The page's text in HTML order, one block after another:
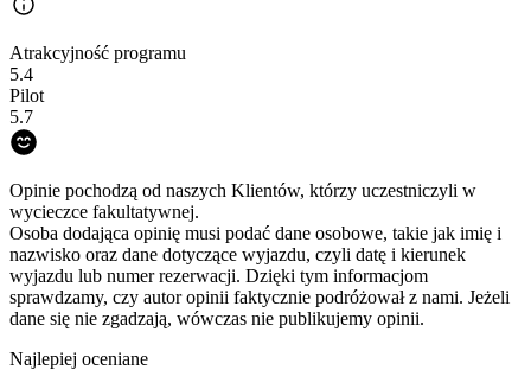
Atrakcyjność programu
5.4
Pilot
5.7
Opinie pochodzą od naszych Klientów, którzy uczestniczyli w
wycieczce fakultatywnej.
Osoba dodająca opinię musi podać dane osobowe, takie jak imię i
nazwisko oraz dane dotyczące wyjazdu, czyli datę i kierunek
wyjazdu lub numer rezerwacji. Dzięki tym informacjom
sprawdzamy, czy autor opinii faktycznie podróżował z nami. Jeżeli
dane się nie zgadzają, wówczas nie publikujemy opinii.
Najlepiej oceniane